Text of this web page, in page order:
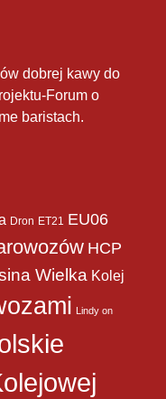
dobrej kawy do
Forum o
baristach.
Dron ET21 EU06
HCP
Wielka Kolej
Lindy on